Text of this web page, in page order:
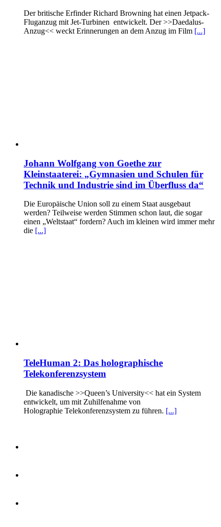
Der britische Erfinder Richard Browning hat einen Jetpack-
Fluganzug mit Jet-Turbinen entwickelt. Der >>Daedalus-
Anzug<< weckt Erinnerungen an dem Anzug im Film [...]
Johann Wolfgang von Goethe zur
Kleinstaaterei: „Gymnasien und Schulen für
Technik und Industrie sind im Überfluss da“
Die Europäische Union soll zu einem Staat ausgebaut
werden? Teilweise werden Stimmen schon laut, die sogar
einen „Weltstaat“ fordern? Auch im kleinen wird immer mehr
die [...]
TeleHuman 2: Das holographische
Telekonferenzsystem
Die kanadische >>Queen’s University<< hat ein System
entwickelt, um mit Zuhilfenahme von
Holographie Telekonferenzsystem zu führen. [...]